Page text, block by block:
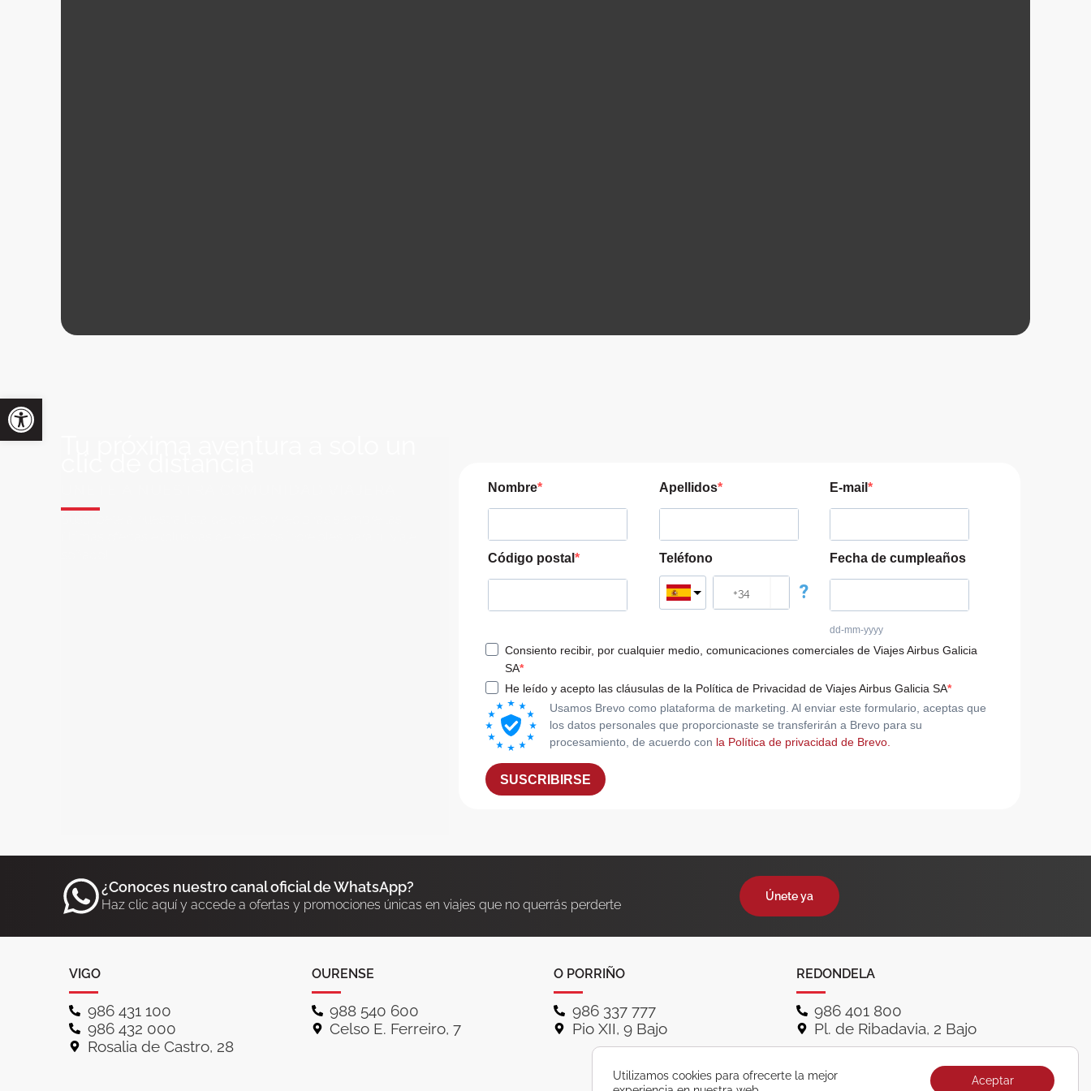
Nombre Apellidos E-mail
Código postal Teléfono
?
Fecha de cumpleaños
dd-mm-yyyy
Consiento recibir, por cualquier medio, comunicaciones comerciales de Viajes Airbus Galicia
SA
He leído y acepto las cláusulas de la Política de Privacidad de Viajes Airbus Galicia SA
Usamos Brevo como plataforma de marketing. Al enviar este formulario, aceptas que
los datos personales que proporcionaste se transferirán a Brevo para su
procesamiento, de acuerdo con la Política de privacidad de Brevo.
SUSCRIBIRSE
¿Conoces nuestro canal oficial de WhatsApp?
Haz clic aquí y accede a ofertas y promociones únicas en viajes que no querrás perderte
Únete ya
VIGO
986 431 100
986 432 000
Rosalia de Castro, 28
OURENSE
988 540 600
Celso E. Ferreiro, 7
O PORRIÑO
986 337 777
Pio XII, 9 Bajo
REDONDELA
986 401 800
Pl. de Ribadavia, 2 Bajo
Utilizamos cookies para ofrecerte la mejor
Aceptar